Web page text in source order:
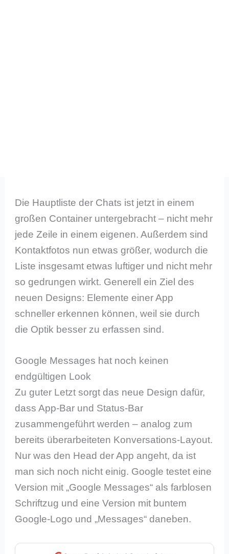
Die Hauptliste der Chats ist jetzt in einem
großen Container untergebracht – nicht mehr
jede Zeile in einem eigenen. Außerdem sind
Kontaktfotos nun etwas größer, wodurch die
Liste insgesamt etwas luftiger und nicht mehr
so gedrungen wirkt. Generell ein Ziel des
neuen Designs: Elemente einer App
schneller erkennen können, weil sie durch
die Optik besser zu erfassen sind.
Google Messages hat noch keinen
endgültigen Look
Zu guter Letzt sorgt das neue Design dafür,
dass App-Bar und Status-Bar
zusammengeführt werden – analog zum
bereits überarbeiteten Konversations-Layout.
Nur was den Head der App angeht, da ist
man sich noch nicht einig. Google testet eine
Version mit „Google Messages“ als farblosen
Schriftzug und eine Version mit buntem
Google-Logo und „Messages“ daneben.